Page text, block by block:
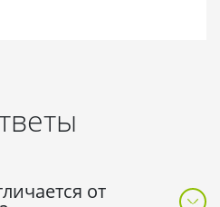
от